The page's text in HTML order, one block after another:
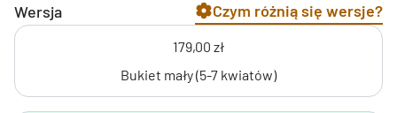
Wersja Czym różnią się wersje?
179,00 zł
Bukiet mały (5-7 kwiatów)